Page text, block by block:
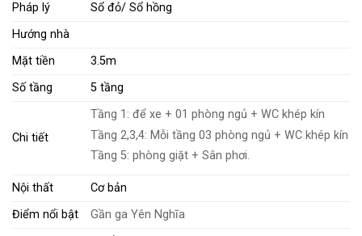
Pháp lý
Sổ đỏ/ Sổ hồng
Hướng nhà
Mặt tiền
3.5m
Số tầng
5 tầng
Chi tiết
Tầng 1: để xe + 01 phòng ngủ + WC khép kín
Tầng 2,3,4: Mỗi tầng 03 phòng ngủ + WC khép kín
Tầng 5: phòng giặt + Sân phơi.
Nội thất
Cơ bản
Điểm nổi bật
Gần ga Yên Nghĩa